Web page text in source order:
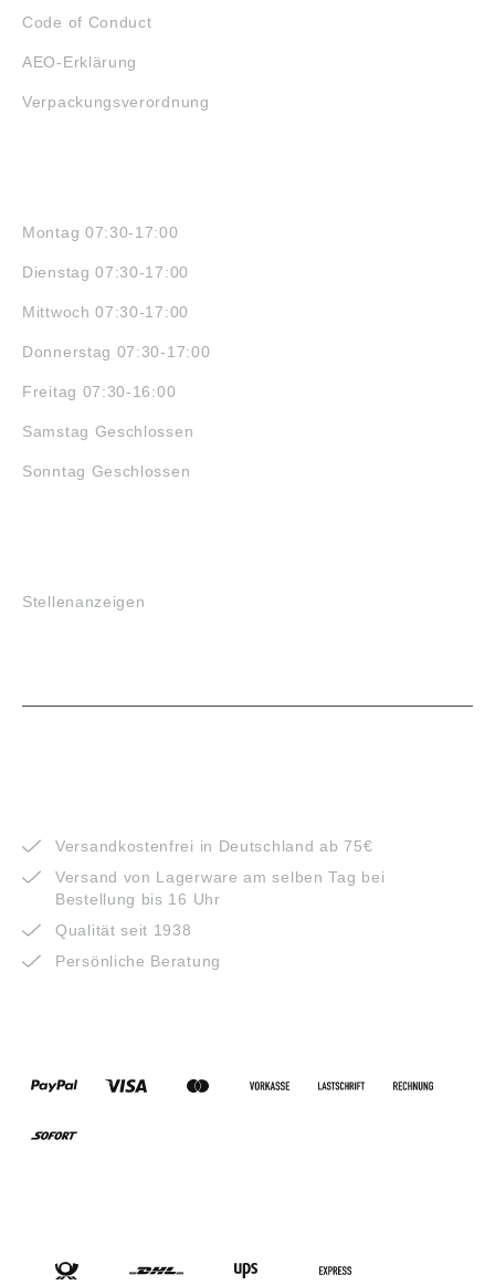
Code of Conduct
AEO-Erklärung
Verpackungsverordnung
Montag 07:30-17:00
Dienstag 07:30-17:00
Mittwoch 07:30-17:00
Donnerstag 07:30-17:00
Freitag 07:30-16:00
Samstag Geschlossen
Sonntag Geschlossen
Stellenanzeigen
Versandkostenfrei in Deutschland ab 75€
Versand von Lagerware am selben Tag bei
Bestellung bis 16 Uhr
Qualität seit 1938
Persönliche Beratung